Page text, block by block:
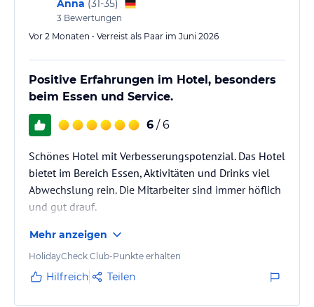
Gebühr, Langschläferfrühstück bis 12 Uhr an der Snack Bar,
Abendessen (Buffet), Mittag
Mittagessen (Buffet), Abendessen (Buffet), Getränke kostenfrei
(Softdrinks, Mineralwasser, Kaffee/Tee, lokale Getränke, lokale
Spirituosen, 10-23 Uhr), Snacks (12-18 Uhr), Kaffee/Tee und
Gebäck (16-18 Uhr), Langschläfer Frühstück (10-12 Uhr in der
Sport und Unterhaltung
Sport & Spass inklusive (teils Fremdanbieter)
-Neue Entertainment-Bühne
September-Oktober 2025
-Beachvolleyball, Volleyball, Basketball, Fußball
-Fitnessraum
Anna (31-35)
3 Bewertungen
Vor 2 Monaten • Verreist als Paar im Juni 2026
Positive Erfahrungen im Hotel, besonders
beim Essen und Service.
6 / 6
Schönes Hotel mit Verbesserungspotenzial. Das Hotel
bietet im Bereich Essen, Aktivitäten und Drinks viel
Abwechslung rein. Die Mitarbeiter sind immer höflich
und gut drauf.
Mehr anzeigen
HolidayCheck Club-Punkte erhalten
Hilfreich Teilen